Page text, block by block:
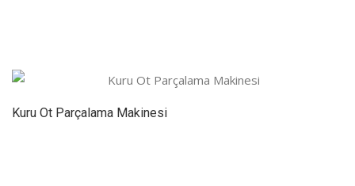
Kuru Ot Parçalama Makinesi